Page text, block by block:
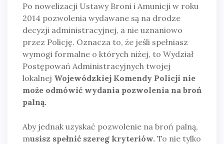
Po nowelizacji Ustawy Broni i Amunicji w roku
2014 pozwolenia wydawane są na drodze
decyzji administracyjnej, a nie uznaniowo
przez Policję. Oznacza to, że jeśli spełniasz
wymogi formalne o których niżej, to Wydział
Postępowań Administracyjnych twojej
lokalnej Wojewódzkiej Komendy Policji nie
może odmówić wydania pozwolenia na broń
palną.
Aby jednak uzyskać pozwolenie na broń palną,
musisz spełnić szereg kryteriów. To nie tylko